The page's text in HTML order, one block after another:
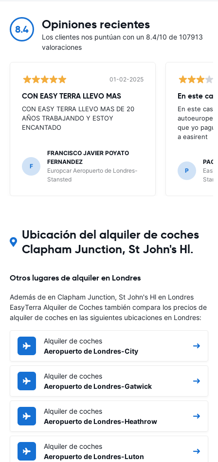
8.4 Opiniones recientes
Los clientes nos puntúan con un 8.4/10 de 107913
valoraciones
01-02-2025
CON EASY TERRA LLEVO MAS
CON EASY TERRA LLEVO MAS DE 20
AÑOS TRABAJANDO Y ESTOY
ENCANTADO
F
FRANCISCO JAVIER POYATO
FERNANDEZ
Europcar Aeropuerto de Londres-
Stansted
En este
En este
autoeurope
que yo
a easirent
P
Ubicación del alquiler de coches
Clapham Junction, St John's Hl.
Otros lugares de alquiler en Londres
Además de en Clapham Junction, St John's Hl en Londres
EasyTerra Alquiler de Coches también compara los precios de
alquiler de coches en las siguientes ubicaciones en Londres:
Alquiler de coches
Aeropuerto de Londres-City
Alquiler de coches
Aeropuerto de Londres-Gatwick
Alquiler de coches
Aeropuerto de Londres-Heathrow
Alquiler de coches
Aeropuerto de Londres-Luton